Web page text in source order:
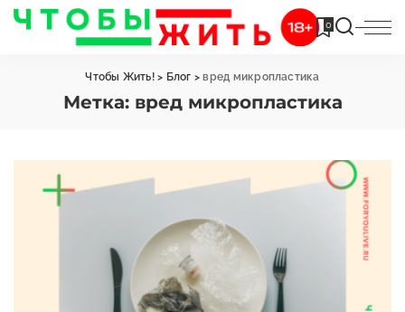
0
Чтобы Жить!> Блог >вред микропластика
Метка: вред микропластика